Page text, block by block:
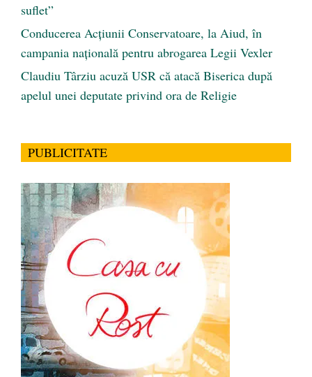
suflet”
Conducerea Acțiunii Conservatoare, la Aiud, în
campania națională pentru abrogarea Legii Vexler
Claudiu Târziu acuză USR că atacă Biserica după
apelul unei deputate privind ora de Religie
PUBLICITATE